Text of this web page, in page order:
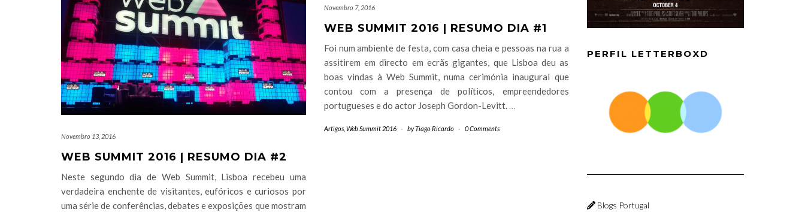
Novembro 13, 2016
WEB SUMMIT 2016 | RESUMO DIA #2
Neste segundo dia de Web Summit, Lisboa recebeu uma
verdadeira enchente de visitantes, eufóricos e curiosos por
uma série de conferências, debates e exposições que mostram
Novembro 7, 2016
WEB SUMMIT 2016 | RESUMO DIA #1
Foi num ambiente de festa, com casa cheia e pessoas na rua a
assitirem em directo em ecrãs gigantes, que Lisboa deu as
boas vindas à Web Summit, numa cerimónia inaugural que
contou com a presença de políticos, empreendedores
portugueses e do actor Joseph Gordon-Levitt. …
Artigos, Web Summit 2016 - byTiago Ricardo - 0 Comments
PERFIL LETTERBOXD
Blogs Portugal